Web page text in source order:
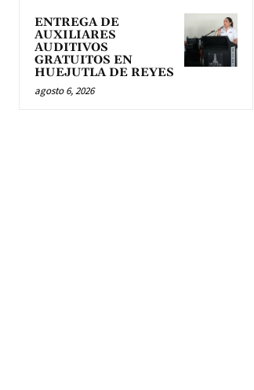
ENTREGA DE
AUXILIARES
AUDITIVOS
GRATUITOS EN
HUEJUTLA DE REYES
agosto 6, 2026